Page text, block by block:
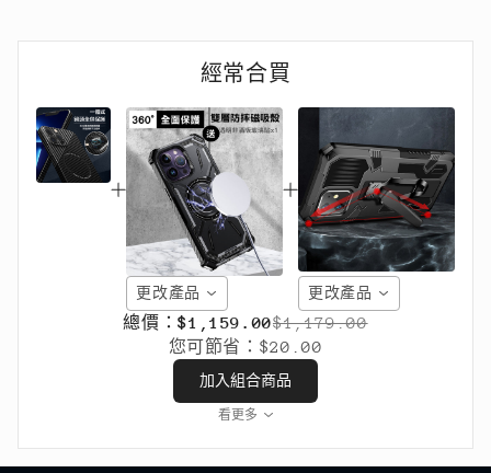
經常合買
更改產品 更改產品
總價：$1,159.00$1,179.00
您可節省： $20.00
加入組合商品
看更多